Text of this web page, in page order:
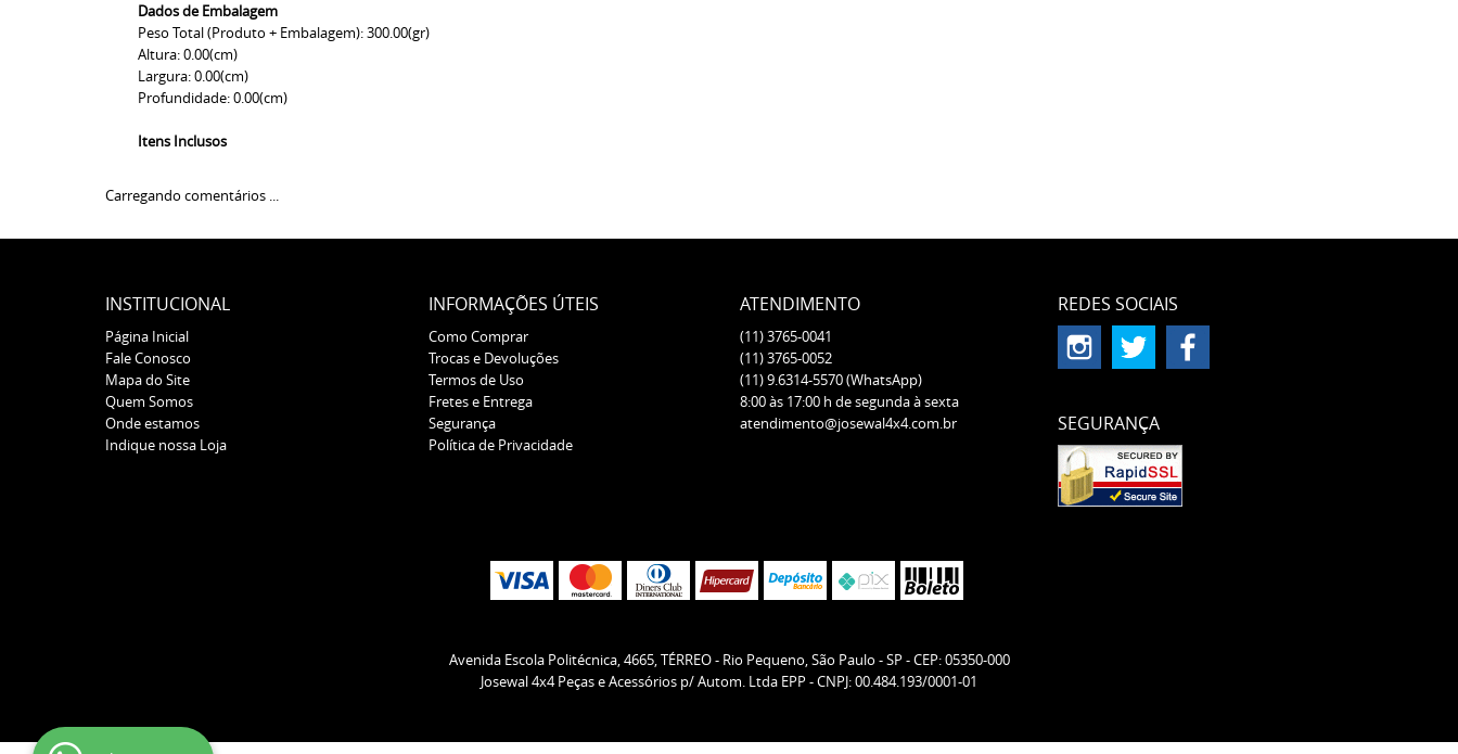
Dados de Embalagem
Peso Total (Produto + Embalagem): 300.00(gr)
Altura: 0.00(cm)
Largura: 0.00(cm)
Profundidade: 0.00(cm)
Itens Inclusos
Carregando comentários ...
INSTITUCIONAL
Página Inicial
Fale Conosco
Mapa do Site
Quem Somos
Onde estamos
Indique nossa Loja
INFORMAÇÕES ÚTEIS
Como Comprar
Trocas e Devoluções
Termos de Uso
Fretes e Entrega
Segurança
Política de Privacidade
ATENDIMENTO
(11)3765-0041
(11)3765-0052
(11)9.6314-5570(WhatsApp)
8:00 às 17:00 h de segunda à sexta
atendimento@josewal4x4.com.br
REDES SOCIAIS
SEGURANÇA
Avenida Escola Politécnica, 4665, TÉRREO- Rio Pequeno, São Paulo -SP -CEP: 05350-000
Josewal 4x4 Peças e Acessórios p/ Autom. Ltda EPP - CNPJ: 00.484.193/0001-01